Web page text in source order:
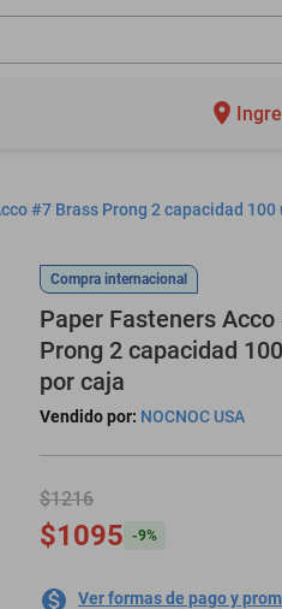
#7 Brass Prong 2 capacidad
Compra internacional
Paper Fasteners
Prong 2 capacidad
por caja
Vendido por: NOCNOC USA
$1216
$1095 -9%
Ver formas de pago y